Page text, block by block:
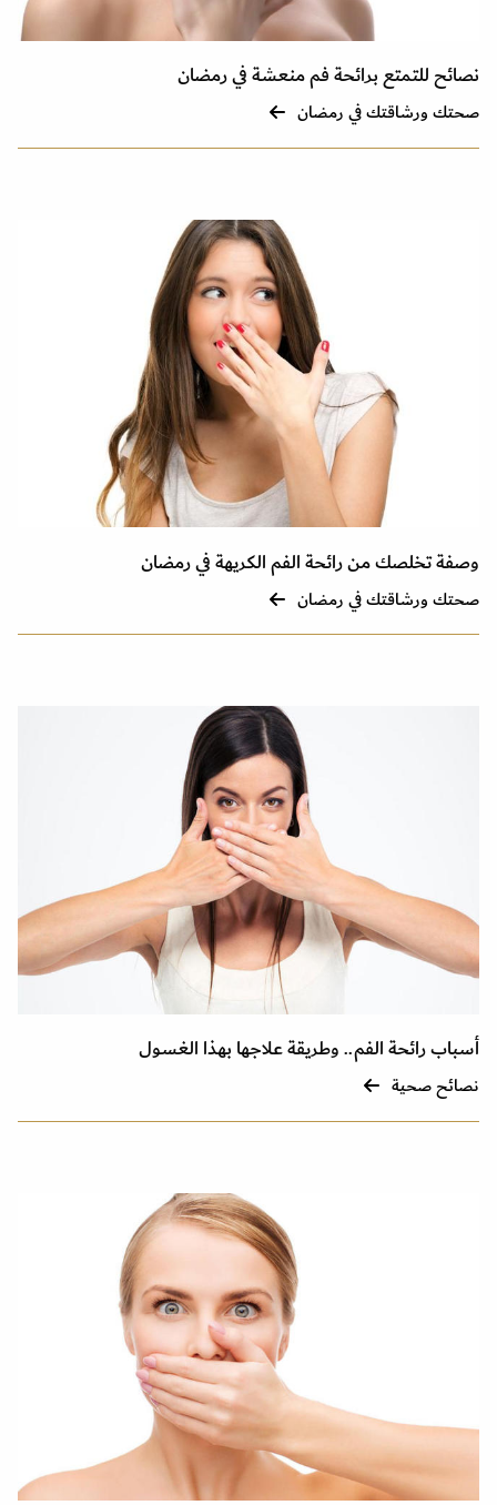
نصائح للتمتع برائحة فم منعشة في رمضان
صحتك ورشاقتك في رمضان
وصفة تخلصك من رائحة الفم الكريهة في رمضان
صحتك ورشاقتك في رمضان
أسباب رائحة الفم.. وطريقة علاجها بهذا الغسول
نصائح صحية